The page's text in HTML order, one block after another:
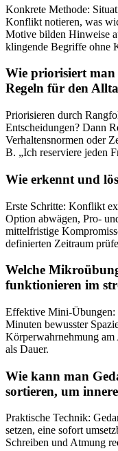
Konkrete Methode:
Konflikt notieren, was
Motive bilden Hinweise
klingende Begriffe ohne
Wie priorisiert man
Regeln für den
Priorisieren durch
Entscheidungen? Dann
Verhaltensnormen oder
B. „Ich reserviere jeden
Wie erkennt und
Erste Schritte: Konflikt
Option abwägen, Pro-
mittelfristige
definierten Zeitraum
Welche
funktionieren im
Effektive Mini-Übungen:
Minuten bewusster
Körperwahrnehmung
als Dauer.
Wie kann man
sortieren, um
Praktische Technik:
setzen, eine sofort
Schreiben und Atmung